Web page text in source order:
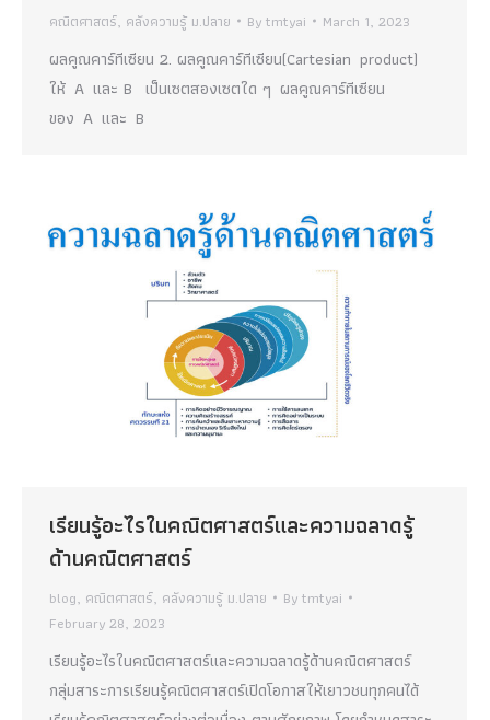
คณิตศาสตร์, คลังความรู้ ม.ปลาย Bytmtyai March 1, 2023
ผลคูณคาร์ทีเซียน 2. ผลคูณคาร์ทีเซียน(Cartesian product)
ให้ A และ B เป็นเซตสองเซตใด ๆ ผลคูณคาร์ทีเซียน
ของ A และ B
เรียนรู้อะไรในคณิตศาสตร์และความฉลาดรู้
ด้านคณิตศาสตร์
blog, คณิตศาสตร์, คลังความรู้ ม.ปลาย Bytmtyai
February 28, 2023
เรียนรู้อะไรในคณิตศาสตร์และความฉลาดรู้ด้านคณิตศาสตร์
กลุ่มสาระการเรียนรู้คณิตศาสตร์เปิดโอกาสให้เยาวชนทุกคนได้